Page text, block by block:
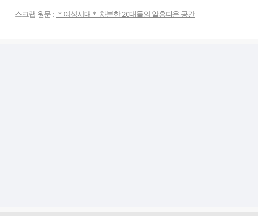
스크랩 원문 : ＊여성시대＊ 차분한 20대들의 알흠다운 공간